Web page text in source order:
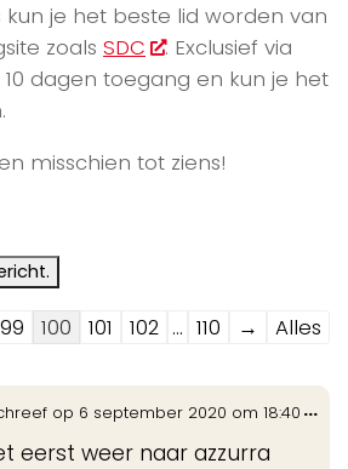
kun je het beste lid worden van
zoals SDC
. Exclusief via
dagen toegang en kun je het
misschien tot ziens!
99 100 101 102 ... 110 →
Alles
op 6 september 2020 om 18:40
eerst weer naar azzurra
...